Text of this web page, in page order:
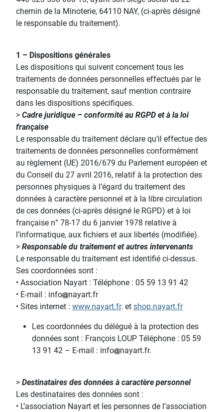
chemin de la Minoterie, 64110 NAY, (ci-après désigné
le responsable du traitement).
1 – Dispositions générales
Les dispositions qui suivent concernent tous les
traitements de données personnelles effectués par le
responsable du traitement, sauf mention contraire
dans les dispositions spécifiques.
> Cadre juridique – conformité au RGPD et à la loi
française
Le responsable du traitement déclare qu’il effectue des
traitements de données personnelles conformément
au règlement (UE) 2016/679 du Parlement européen et
du Conseil du 27 avril 2016, relatif à la protection des
personnes physiques à l’égard du traitement des
données à caractère personnel et à la libre circulation
de ces données (ci-après désigné le RGPD) et à loi
française n° 78-17 du 6 janvier 1978 relative à
l’informatique, aux fichiers et aux libertés (modifiée).
> Responsable du traitement et autres intervenants
Le responsable du traitement est identifié ci-dessus.
Ses coordonnées sont :
• Association Nayart : Téléphone : 05 59 13 91 42
• E-mail : info
nayart.fr
• Sites internet : www.nayart.fr. et shop.nayart.fr
Les coordonnées du délégué à la protection des
données sont : François LOUP Téléphone : 05 59
13 91 42 – E-mail : info
nayart.fr.
> Destinataires des données à caractère personnel
Les destinataires des données sont :
• L’association Nayart et les personnes de l’association